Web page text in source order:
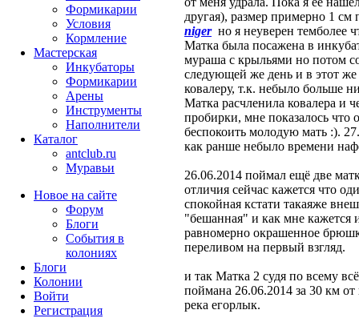
другая), размер примерно 1
nigerно я неуверен темболее
Матка была посажена в
мураша с крыльями но потом
следующей же день и в этот
ковалеру, т.к. небыло больше
Матка расчленила ковалера и
пробирки, мне показалось что
беспокоить молодую мать :).
как ранше небыло времени
26.06.2014 поймал ещё две
отличия сейчас кажется что
спокойная кстати такаяже
"бешанная" и как мне кажется
равномерно окрашенное
переливом на первый взгляд.
и так Матка 2 судя по всему
поймана 26.06.2014 за 30 км от
река егорлык.
Формикарии
Условия
Кормление
Мастерская
Инкубаторы
Формикарии
Арены
Инструменты
Наполнители
Каталог
antclub.ru
Муравьи
Новое на сайте
Форум
Блоги
События в
колониях
Блоги
Колонии
Войти
Peгиcтpaция